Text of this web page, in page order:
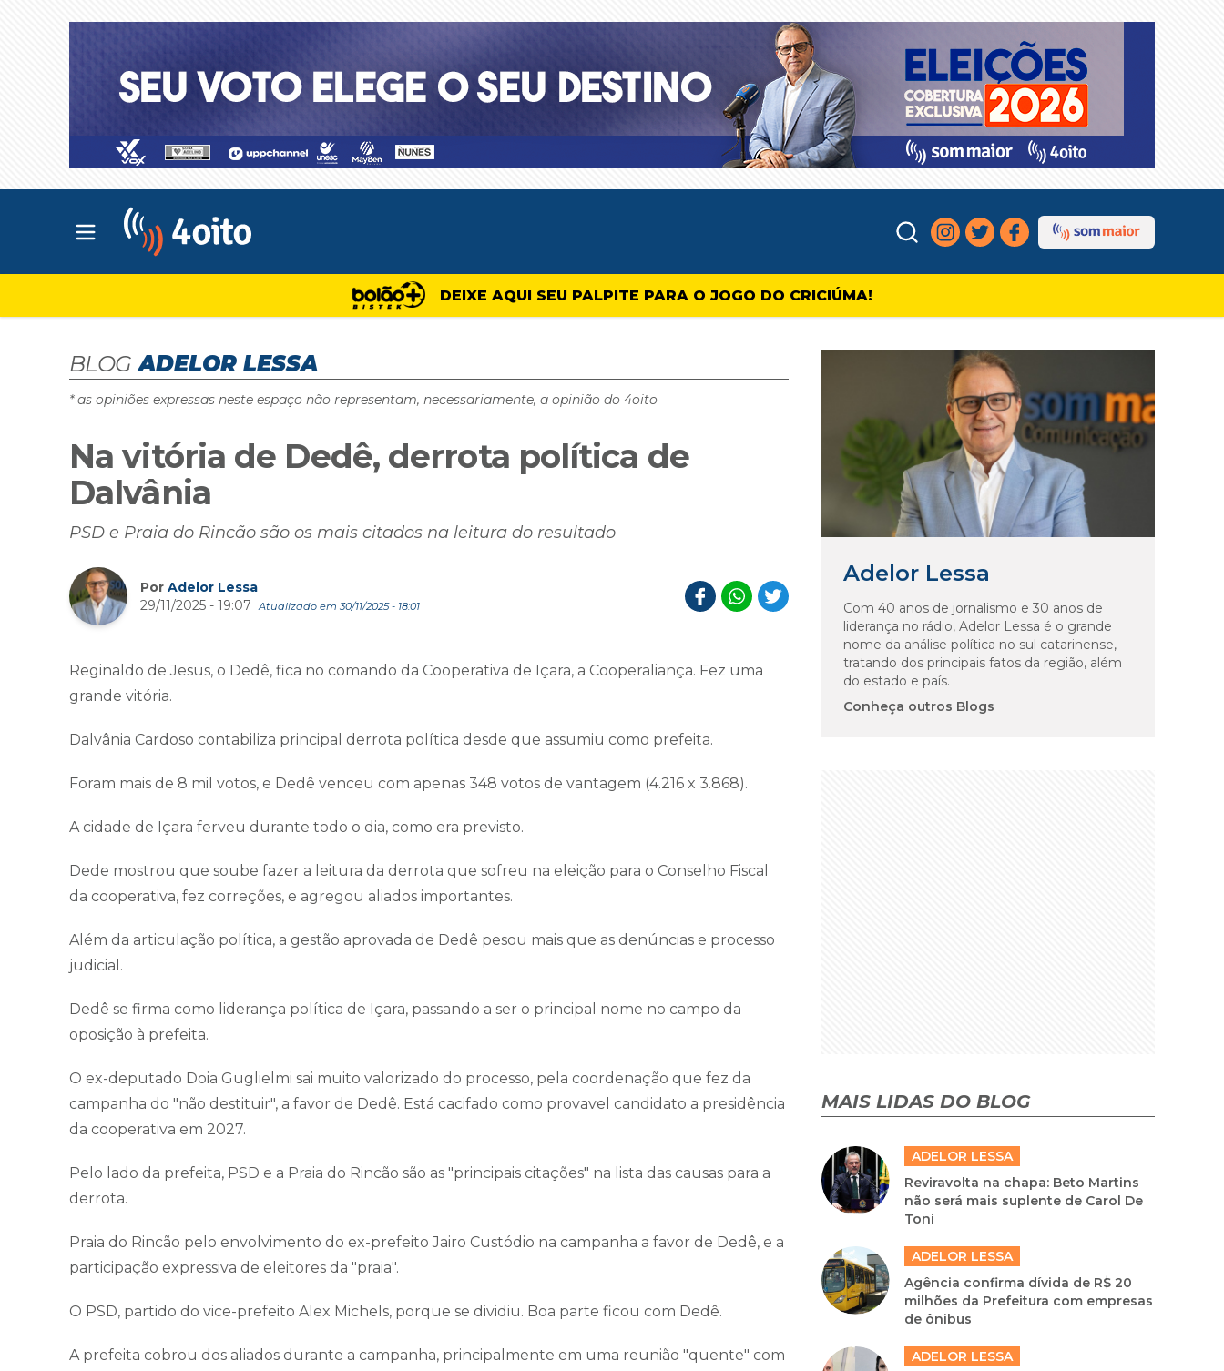
Abrir menu principal
DEIXE AQUI SEU PALPITE PARA O JOGO DO CRICIÚMA!
BLOG ADELOR LESSA
* as opiniões expressas neste espaço não representam, necessariamente, a opinião do 4oito
Na vitória de Dedê, derrota política de
Dalvânia
PSD e Praia do Rincão são os mais citados na leitura do resultado
Por Adelor Lessa
29/11/2025 - 19:07
Atualizado em 30/11/2025 - 18:01
Reginaldo de Jesus, o Dedê, fica no comando da Cooperativa de Içara, a Cooperaliança. Fez uma
grande vitória.
Dalvânia Cardoso contabiliza principal derrota política desde que assumiu como prefeita.
Foram mais de 8 mil votos, e Dedê venceu com apenas 348 votos de vantagem (4.216 x 3.868).
A cidade de Içara ferveu durante todo o dia, como era previsto.
Dede mostrou que soube fazer a leitura da derrota que sofreu na eleição para o Conselho Fiscal
da cooperativa, fez correções, e agregou aliados importantes.
Além da articulação política, a gestão aprovada de Dedê pesou mais que as denúncias e processo
judicial.
Dedê se firma como liderança política de Içara, passando a ser o principal nome no campo da
oposição à prefeita.
O ex-deputado Doia Guglielmi sai muito valorizado do processo, pela coordenação que fez da
campanha do "não destituir", a favor de Dedê. Está cacifado como provavel candidato a presidência
da cooperativa em 2027.
Pelo lado da prefeita, PSD e a Praia do Rincão são as "principais citações" na lista das causas para a
derrota.
Praia do Rincão pelo envolvimento do ex-prefeito Jairo Custódio na campanha a favor de Dedê, e a
participação expressiva de eleitores da "praia".
O PSD, partido do vice-prefeito Alex Michels, porque se dividiu. Boa parte ficou com Dedê.
A prefeita cobrou dos aliados durante a campanha, principalmente em uma reunião "quente" com
Adelor Lessa
Com 40 anos de jornalismo e 30 anos de
liderança no rádio, Adelor Lessa é o grande
nome da análise política no sul catarinense,
tratando dos principais fatos da região, além
do estado e país.
Conheça outros Blogs
MAIS LIDAS DO BLOG
ADELOR LESSA
Reviravolta na chapa: Beto Martins
não será mais suplente de Carol De
Toni
ADELOR LESSA
Agência confirma dívida de R$ 20
milhões da Prefeitura com empresas
de ônibus
ADELOR LESSA